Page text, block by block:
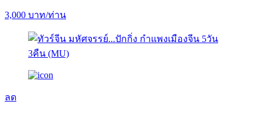
3,000 บาท/ท่าน
ลด